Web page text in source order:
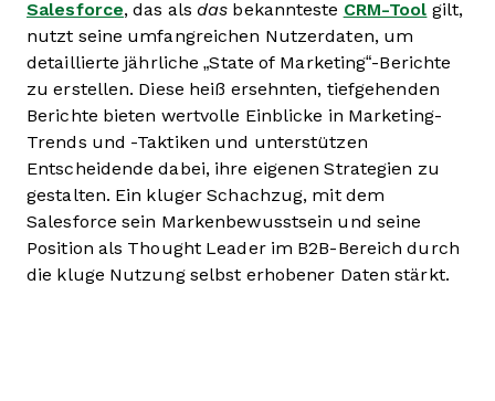
Salesforce, das als das bekannteste CRM-Tool gilt,
nutzt seine umfangreichen Nutzerdaten, um
detaillierte jährliche „State of Marketing“-Berichte
zu erstellen. Diese heiß ersehnten, tiefgehenden
Berichte bieten wertvolle Einblicke in Marketing-
Trends und -Taktiken und unterstützen
Entscheidende dabei, ihre eigenen Strategien zu
gestalten. Ein kluger Schachzug, mit dem
Salesforce sein Markenbewusstsein und seine
Position als Thought Leader im B2B-Bereich durch
die kluge Nutzung selbst erhobener Daten stärkt.